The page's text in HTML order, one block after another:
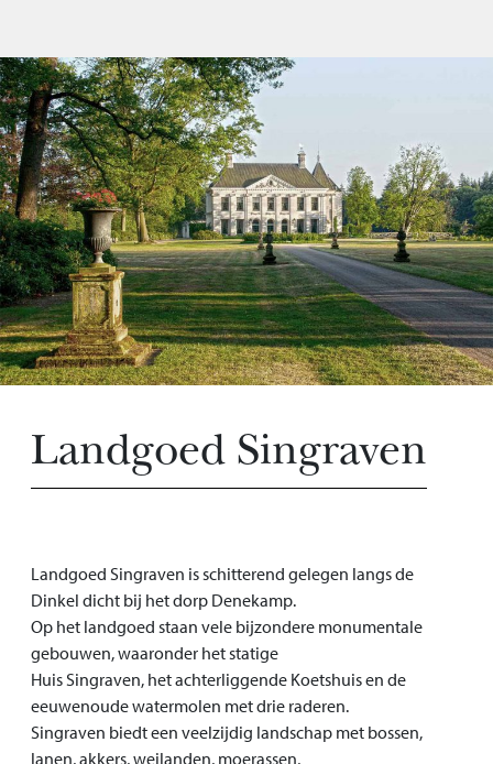
Landgoed Singraven
Landgoed Singraven is schitterend gelegen langs de
Dinkel dicht bij het dorp Denekamp.
Op het landgoed staan vele bijzondere monumentale
gebouwen, waaronder het statige
Huis Singraven, het achterliggende Koetshuis en de
eeuwenoude watermolen met drie raderen.
Singraven biedt een veelzijdig landschap met bossen,
lanen, akkers, weilanden, moerassen,